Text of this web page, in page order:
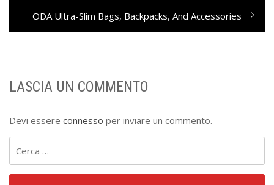
Next
post:
ODA Ultra-Slim Bags, Backpacks, And Accessories
LASCIA UN COMMENTO
Devi essere connesso per inviare un commento.
per: